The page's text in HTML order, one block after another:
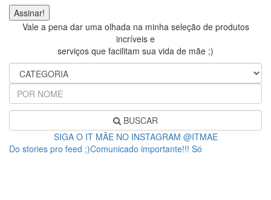
Vale a pena dar uma olhada na minha seleção de produtos
incríveis e
serviços que facilitam sua vida de mãe ;)
BUSCAR
SIGA O IT MÃE NO INSTAGRAM @ITMAE
Do stories pro feed ;)Comunicado importante!!! Só